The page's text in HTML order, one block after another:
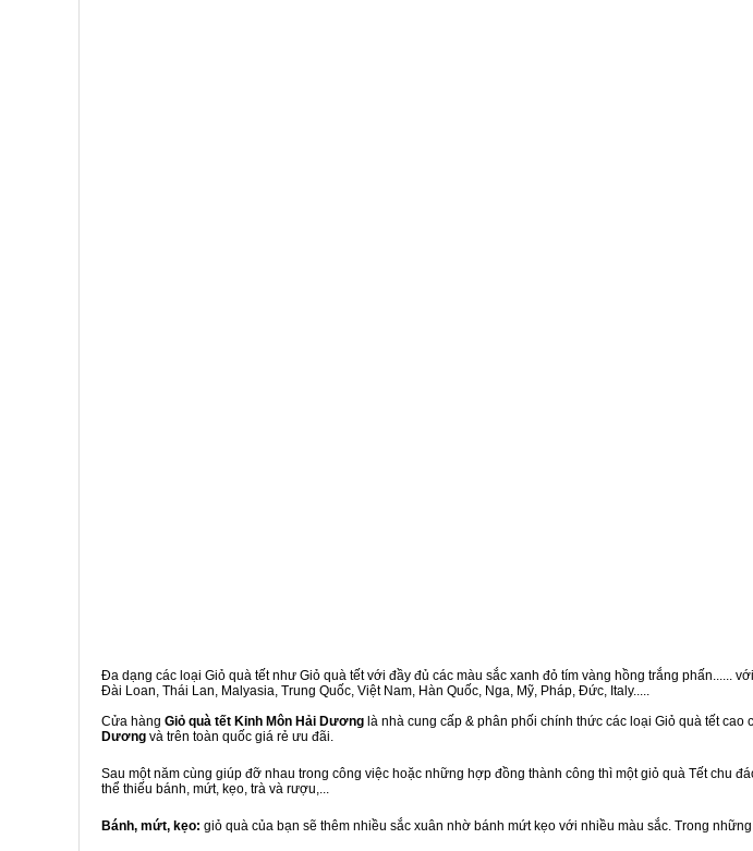
Đa dạng các loại Giỏ quà tết như Giỏ quà tết với đầy đủ các màu sắc xanh đỏ tím vàng hồng trắng phấn......
Đài Loan, Thái Lan, Malyasia, Trung Quốc, Việt Nam, Hàn Quốc, Nga, Mỹ, Pháp, Đức, Italy.....
Cửa hàng Giỏ quà tết Kinh Môn Hải Dương là nhà cung cấp & phân phối chính thức các loại Giỏ quà tết
Dương và trên toàn quốc giá rẻ ưu đãi.
Sau một năm cùng giúp đỡ nhau trong công việc hoặc những hợp đồng thành công thì một giỏ quà Tết chu
thể thiếu bánh, mứt, kẹo, trà và rượu,...
Bánh, mứt, kẹo: giỏ quà của bạn sẽ thêm nhiều sắc xuân nhờ bánh mứt kẹo với nhiều màu sắc. Trong